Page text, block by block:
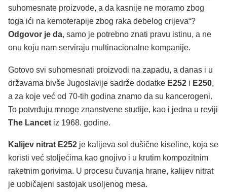
suhomesnate proizvode, a da kasnije ne moramo zbog
toga ići na kemoterapije zbog raka debelog crijeva“?
Odgovor je da, samo je potrebno znati pravu istinu, a ne
onu koju nam serviraju multinacionalne kompanije.
Gotovo svi suhomesnati proizvodi na zapadu, a danas i u
državama bivše Jugoslavije sadrže dodatke E252 i E250,
a za koje već od 70-tih godina znamo da su kancerogeni.
To potvrđuju mnoge znanstvene studije, kao i jedna u reviji
The Lancet iz 1968. godine.
Kalijev nitrat E252 je kalijeva sol dušične kiseline, koja se
koristi već stoljećima kao gnojivo i u krutim kompozitnim
raketnim gorivima. U procesu čuvanja hrane, kalijev nitrat
je uobičajeni sastojak usoljenog mesa.